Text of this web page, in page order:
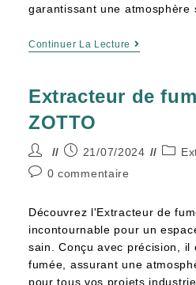
garantissant une atmosphère
Continuer La Lecture
Extracteur de
ZOTTO
21/07/2024
0 commentaire
Découvrez l'Extracteur de
incontournable pour un
sain. Conçu avec précision, il
fumée, assurant une
pour tous vos projets